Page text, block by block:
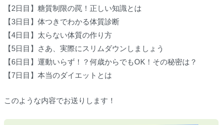
【2日目】糖質制限の罠！正しい知識とは
【3日目】体つきでわかる体質診断
【4日目】太らない体質の作り方
【5日目】さあ、実際にスリムダウンしましょう
【6日目】運動いらず！？何歳からでもOK！その秘密は？
【7日目】本当のダイエットとは
このような内容でお送りします！